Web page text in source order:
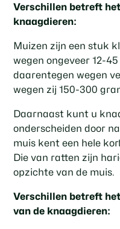
Verschillen betreft
knaagdieren:
Muizen zijn een stuk
wegen ongeveer 12-
daarentegen wegen
wegen zij 150-300
Daarnaast kunt u
onderscheiden door
muis kent een hele
Die van ratten zijn
opzichte van de muis.
Verschillen betreft
van de knaagdieren: